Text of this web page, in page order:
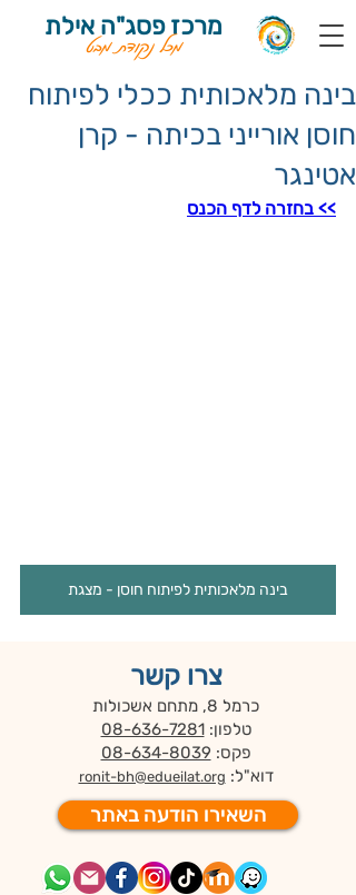
מרכז פסג"ה אילת
מכל נקודת מבט
בינה מלאכותית ככלי לפיתוח
חוסן אורייני בכיתה - קרן
אטינגר
>> בחזרה לדף הכנס
בינה מלאכותית לפיתוח חוסן - מצגת
צרו קשר
כרמל 8, מתחם אשכולות
טלפון: 08-636-7281
פקס: 08-634-8039
דוא"ל: ronit-bh@edueilat.org
השאירו הודעה באתר